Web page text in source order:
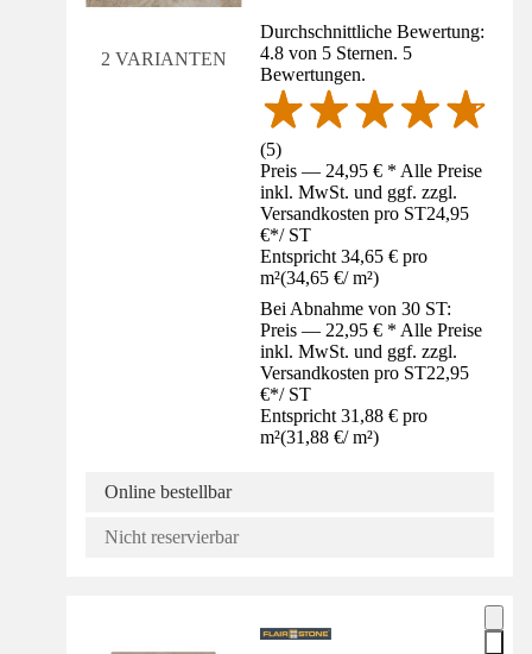
2 VARIANTEN
Durchschnittliche Bewertung:
4.8 von 5 Sternen. 5
Bewertungen.
(5)
Preis — 24,95 € * Alle Preise
inkl. MwSt. und ggf. zzgl.
Versandkosten pro ST24,95
€*/ ST
Entspricht 34,65 € pro
m²(34,65 €/ m²)
Bei Abnahme von 30 ST:
Preis — 22,95 € * Alle Preise
inkl. MwSt. und ggf. zzgl.
Versandkosten pro ST22,95
€*/ ST
Entspricht 31,88 € pro
m²(31,88 €/ m²)
Online bestellbar
Nicht reservierbar